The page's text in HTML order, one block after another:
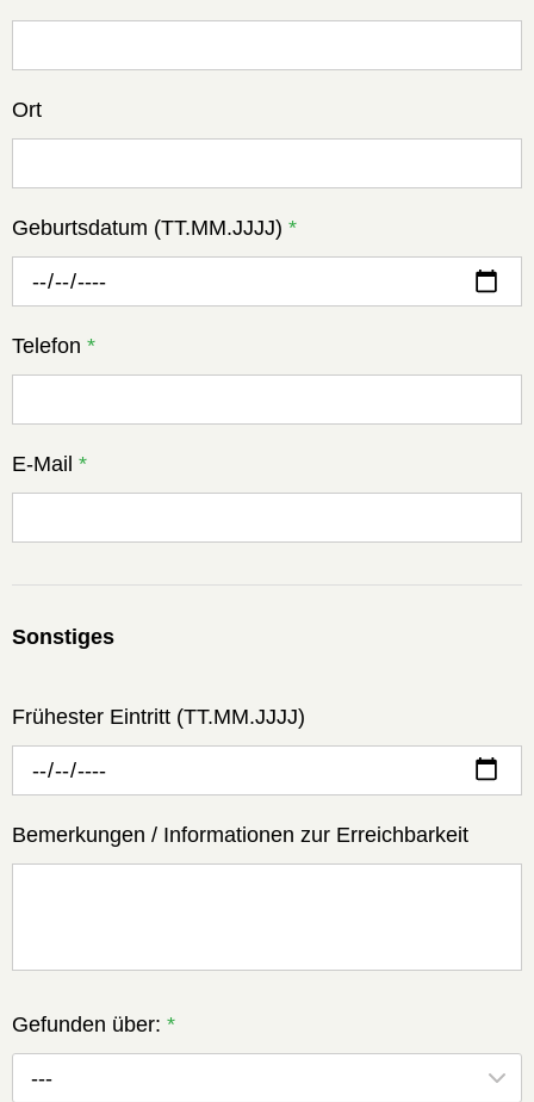
Ort
Geburtsdatum (TT.MM.JJJJ) *
Telefon *
E-Mail *
Sonstiges
Frühester Eintritt (TT.MM.JJJJ)
Bemerkungen / Informationen zur Erreichbarkeit
Gefunden über: *
---